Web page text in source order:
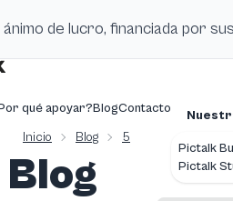
de lucro, financiada por
qué apoyar?BlogContacto
Pictalk
Pictalk
Inicio Blog 5
Blog